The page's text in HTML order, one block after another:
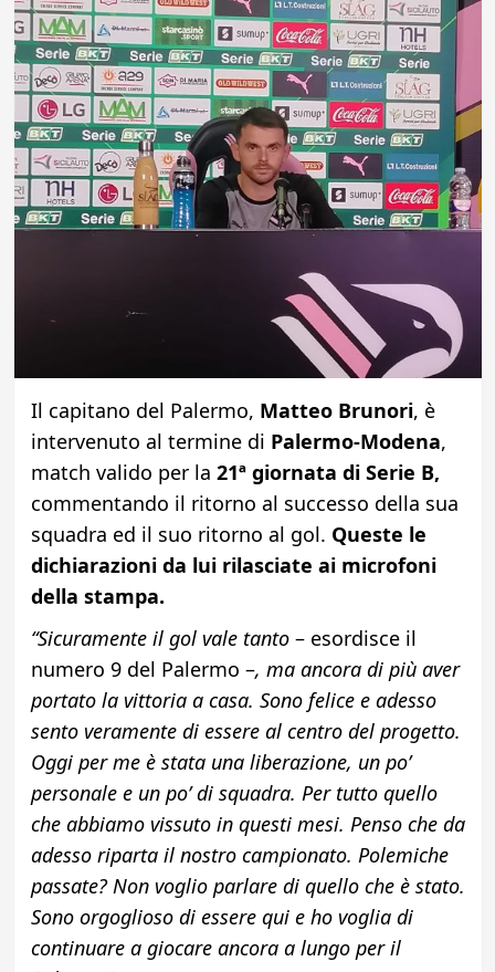
Il capitano del Palermo, Matteo Brunori, è
intervenuto al termine di Palermo-Modena,
match valido per la 21ª giornata di Serie B,
commentando il ritorno al successo della sua
squadra ed il suo ritorno al gol. Queste le
dichiarazioni da lui rilasciate ai microfoni
della stampa.
“Sicuramente il gol vale tanto – esordisce il
numero 9 del Palermo –, ma ancora di più aver
portato la vittoria a casa. Sono felice e adesso
sento veramente di essere al centro del progetto.
Oggi per me è stata una liberazione, un po’
personale e un po’ di squadra. Per tutto quello
che abbiamo vissuto in questi mesi. Penso che da
adesso riparta il nostro campionato. Polemiche
passate? Non voglio parlare di quello che è stato.
Sono orgoglioso di essere qui e ho voglia di
continuare a giocare ancora a lungo per il